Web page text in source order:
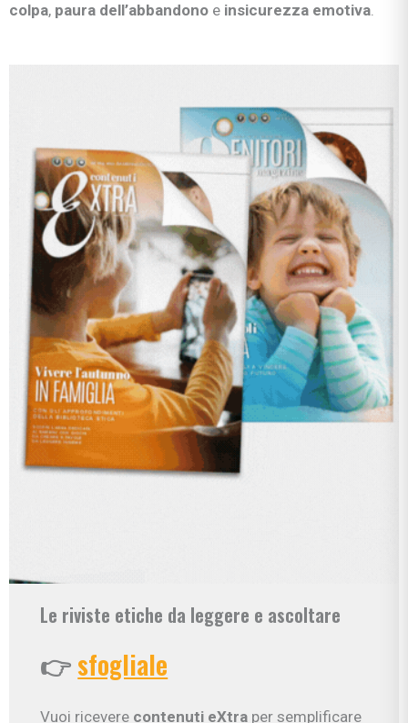
colpa, paura dell’abbandono e insicurezza emotiva.
Le riviste etiche da leggere e ascoltare
👉sfogliale
Vuoi ricevere contenuti eXtra per semplificare